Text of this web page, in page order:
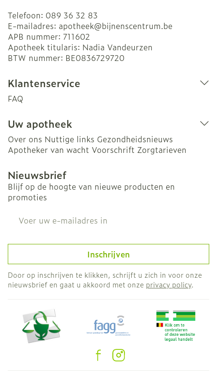
Telefoon: 089 36 32 83
E-mailadres: apotheek@bijnenscentrum.be
APB nummer: 711602
Apotheek titularis: Nadia Vandeurzen
BTW nummer: BE0836729720
Klantenservice
FAQ
Uw apotheek
Over ons Nuttige links Gezondheidsnieuws
Apotheker van wacht Voorschrift Zorgtarieven
Nieuwsbrief
Blijf op de hoogte van nieuwe producten en
promoties
Inschrijven
Door op inschrijven te klikken, schrijft u zich in voor onze
nieuwsbrief en gaat u akkoord met onze privacy policy.